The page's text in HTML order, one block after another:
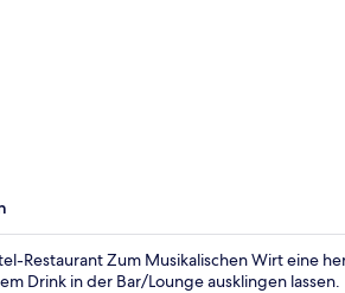
Restaurant Zum Musikalischen Wirt eine
Drink in der Bar/Lounge ausklingen lassen.